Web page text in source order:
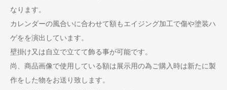
なります。
カレンダーの風合いに合わせて額もエイジング加工で傷や塗装ハ
ゲをを演出しています。
壁掛け又は自立で立てて飾る事が可能です。
尚、商品画像で使用している額は展示用の為ご購入時は新たに製
作をした物をお送り致します。